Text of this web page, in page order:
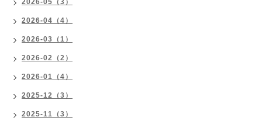
2026-05（3）
2026-04（4）
2026-03（1）
2026-02（2）
2026-01（4）
2025-12（3）
2025-11（3）